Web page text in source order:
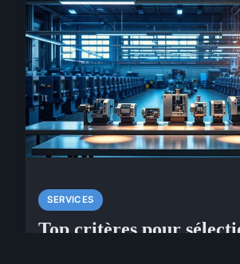
SERVICES
Top critères pour